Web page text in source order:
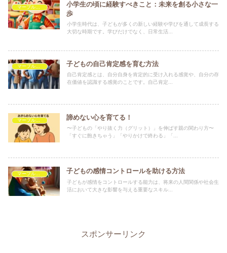
小学生の頃に経験すべきこと：未来を創る小さな一
歩
小学生時代は、子どもが多くの新しい経験や学びを通して成長する
大切な時期です。学びだけでなく、日常生活...
マーブルを救いたい 子どもの自己肯定感を育む方法
自己肯定感とは、自分自身を肯定的に受け入れる感覚や、自分の存
在価値を認識する感覚のことです。自己肯定...
諦めない心を育てる！
〜子どもの「やり抜く力（グリット）」を伸ばす親の関わり方〜
「すぐに飽きちゃう」「やりかけで終わる」「...
子どもの感情コントロールを助ける方法
子どもが感情をコントロールする能力は、将来の人間関係や社会生
活において大きな影響を与える重要なスキル...
スポンサーリンク